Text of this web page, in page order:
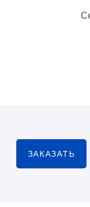
ЗАКАЗАТЬ